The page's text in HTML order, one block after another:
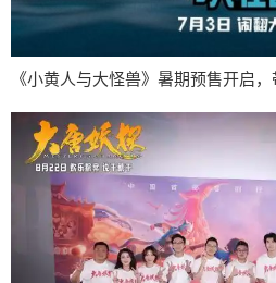
《小黄人与大怪兽》暑期预售开启，